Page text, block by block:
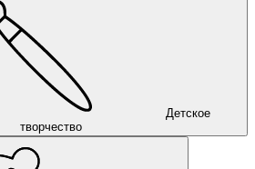
Детское
творчество